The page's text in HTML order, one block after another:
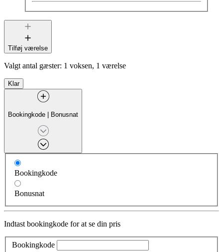
Tilføj værelse
Valgt antal gæster: 1 voksen, 1 værelse
Klar
Bookingkode | Bonusnat
Bookingkode
Bonusnat
Indtast bookingkode for at se din pris
Bookingkode